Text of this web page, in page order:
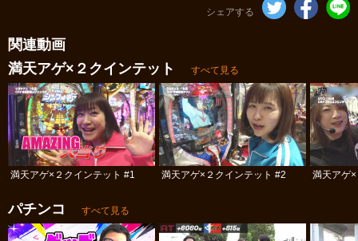
シェアする
関連動画
満天アゲ×２クインテット
すべて見る
満天アゲ×２クインテット #1 満天アゲ×２クインテット #2 満天アゲ
パチンコ すべて見る